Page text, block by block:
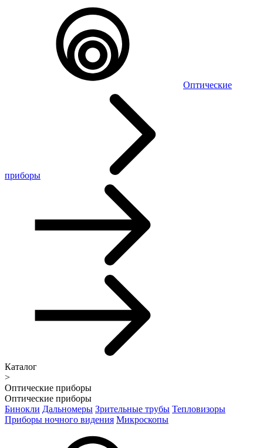
Оптические
приборы
Каталог
>
Оптические приборы
Оптические приборы
Бинокли Дальномеры Зрительные трубы Тепловизоры
Приборы ночного видения Микроскопы